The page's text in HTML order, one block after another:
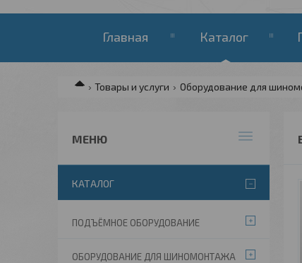
Главная Каталог
Товары и услуги Оборудование для
КАТАЛОГ
ПОДЪЁМНОЕ ОБОРУДОВАНИЕ
ОБОРУДОВАНИЕ ДЛЯ ШИНОМОНТАЖА